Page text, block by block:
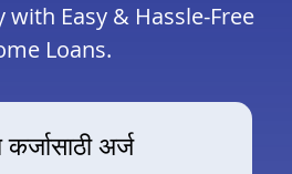
Easy & Hassle-Free
Loans.
अर्ज